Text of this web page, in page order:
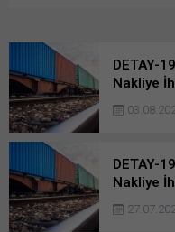
DETAY-
Nakliye
DETAY-
Nakliye